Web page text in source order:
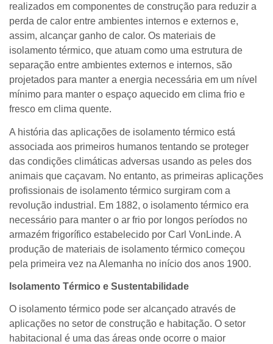
realizados em componentes de construção para reduzir a
perda de calor entre ambientes internos e externos e,
assim, alcançar ganho de calor. Os materiais de
isolamento térmico, que atuam como uma estrutura de
separação entre ambientes externos e internos, são
projetados para manter a energia necessária em um nível
mínimo para manter o espaço aquecido em clima frio e
fresco em clima quente.
A história das aplicações de isolamento térmico está
associada aos primeiros humanos tentando se proteger
das condições climáticas adversas usando as peles dos
animais que caçavam. No entanto, as primeiras aplicações
profissionais de isolamento térmico surgiram com a
revolução industrial. Em 1882, o isolamento térmico era
necessário para manter o ar frio por longos períodos no
armazém frigorífico estabelecido por Carl VonLinde. A
produção de materiais de isolamento térmico começou
pela primeira vez na Alemanha no início dos anos 1900.
Isolamento Térmico e Sustentabilidade
O isolamento térmico pode ser alcançado através de
aplicações no setor de construção e habitação. O setor
habitacional é uma das áreas onde ocorre o maior